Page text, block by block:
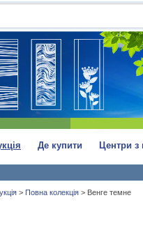
Де купити Центри з
> Повна колекція > Венге темне